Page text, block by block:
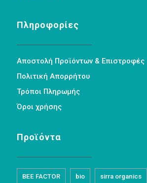
Πληροφορίες
Αποστολή Προϊόντων & Επιστροφές
Πολιτική Απορρήτου
Τρόποι Πληρωμής
Όροι χρήσης
Προϊόντα
BEE FACTOR bio sirra organics